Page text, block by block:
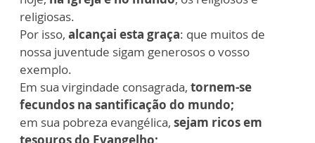
religiosas.
Por isso, alcançai esta graça: que muitos de
nossa juventude sigam generosos o vosso
exemplo.
Em sua virgindade consagrada, tornem-se
fecundos na santificação do mundo;
em sua pobreza evangélica, sejam ricos em